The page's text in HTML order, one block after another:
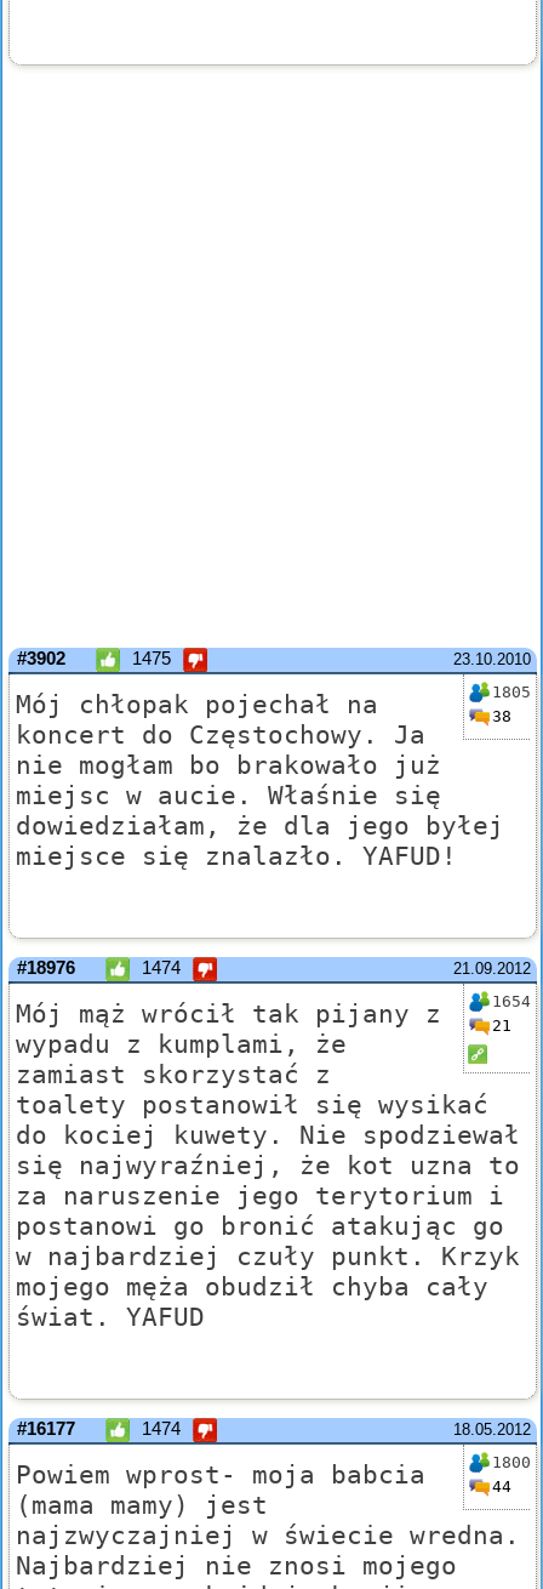
23.10.2010
#3902 1475
1805
38
Mój chłopak pojechał na
koncert do Częstochowy. Ja
nie mogłam bo brakowało już
miejsc w aucie. Właśnie się
dowiedziałam, że dla jego byłej
miejsce się znalazło. YAFUD!
21.09.2012
#18976 1474
1654
21
Mój mąż wrócił tak pijany z
wypadu z kumplami, że
zamiast skorzystać z
toalety postanowił się wysikać
do kociej kuwety. Nie spodziewał
się najwyraźniej, że kot uzna to
za naruszenie jego terytorium i
postanowi go bronić atakując go
w najbardziej czuły punkt. Krzyk
mojego męża obudził chyba cały
świat. YAFUD
18.05.2012
#16177 1474
1800
44
Powiem wprost- moja babcia
(mama mamy) jest
najzwyczajniej w świecie wredna.
Najbardziej nie znosi mojego